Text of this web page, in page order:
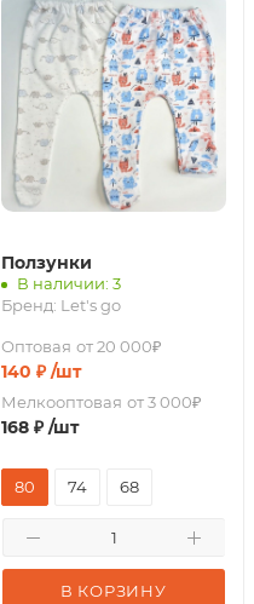
Ползунки
В наличии: 3
Бренд: Let's go
Оптовая от 20 000₽
140 ₽ /шт
Мелкооптовая от 3 000₽
168₽ /шт
В КОРЗИНУ
80 74 68